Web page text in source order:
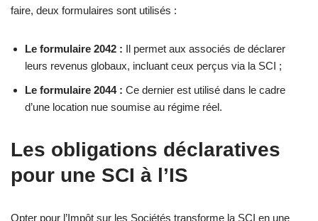
faire, deux formulaires sont utilisés :
Le formulaire 2042 : Il permet aux associés de déclarer
leurs revenus globaux, incluant ceux perçus via la SCI ;
Le formulaire 2044 : Ce dernier est utilisé dans le cadre
d’une location nue soumise au régime réel.
Les obligations déclaratives
pour une SCI à l’IS
Opter pour l’Impôt sur les Sociétés transforme la SCI en une